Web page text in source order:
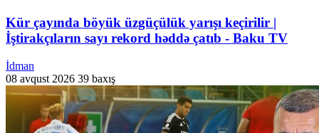
Kür çayında böyük üzgüçülük yarışı keçirilir |
İştirakçıların sayı rekord həddə çatıb - Baku TV
İdman
08 avqust 2026 39 baxış